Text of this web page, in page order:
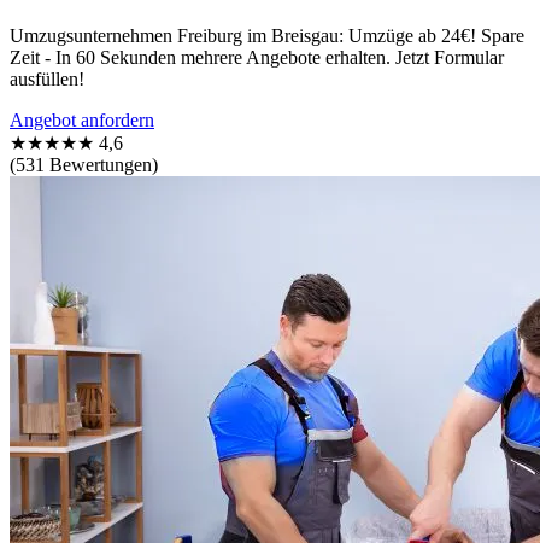
Umzugsunternehmen Freiburg im Breisgau: Umzüge ab 24€! Spare
Zeit - In 60 Sekunden mehrere Angebote erhalten. Jetzt Formular
ausfüllen!
Angebot anfordern
★★★★★ 4,6
(531 Bewertungen)